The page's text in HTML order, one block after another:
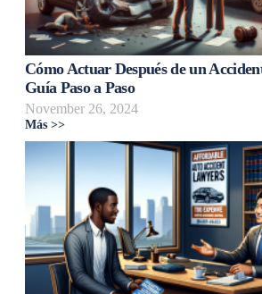
Cómo Actuar Después de un
Guía Paso a Paso
November 26, 2024
Más >>